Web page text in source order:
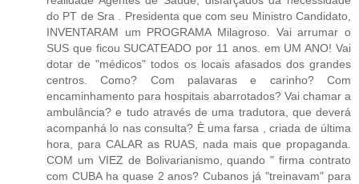
do PT de Sra . Presidenta que com seu Ministro Candidato,
INVENTARAM um PROGRAMA Milagroso. Vai arrumar o
SUS que ficou SUCATEADO por 11 anos. em UM ANO! Vai
dotar de "médicos" todos os locais afasados dos grandes
centros. Como? Com palavaras e carinho? Com
encaminhamento para hospitais abarrotados? Vai chamar a
ambulância? e tudo através de uma tradutora, que deverá
acompanhá lo nas consulta? È uma farsa , criada de última
hora, para CALAR as RUAS, nada mais que propaganda.
COM um VIEZ de Bolivarianismo, quando " firma contrato
com CUBA ha quase 2 anos? Cubanos já "treinavam" para